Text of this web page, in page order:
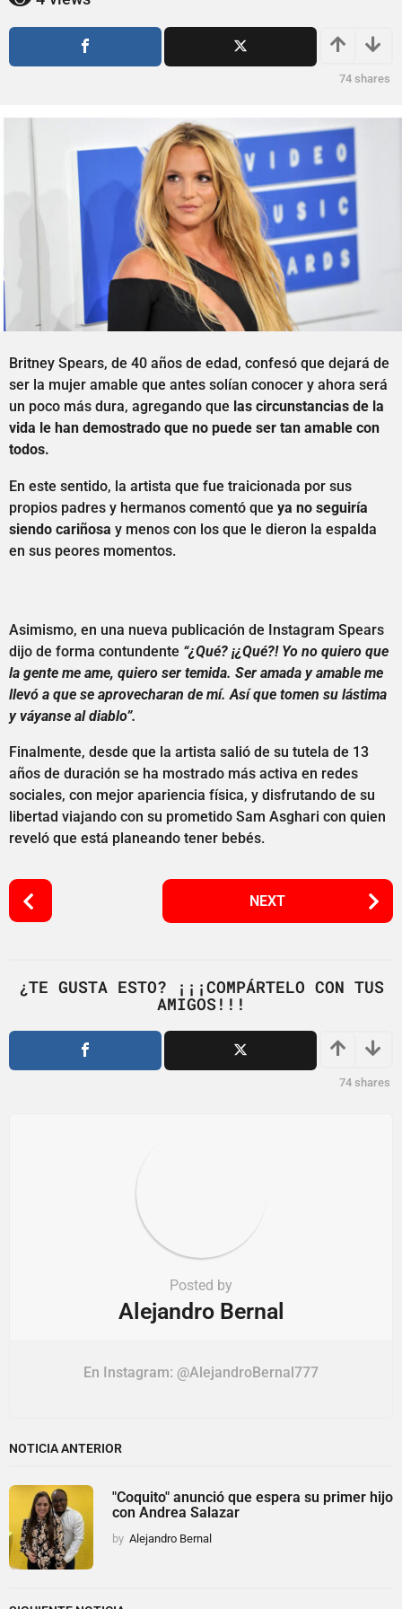
ñ
o
a
o
s
74 shares
Britney Spears, de 40 años de edad, confesó que dejará de
ser la mujer amable que antes solían conocer y ahora será
un poco más dura, agregando que las circunstancias de la
vida le han demostrado que no puede ser tan amable con
todos.
En este sentido, la artista que fue traicionada por sus
propios padres y hermanos comentó que ya no seguiría
siendo cariñosa y menos con los que le dieron la espalda
en sus peores momentos.
Asimismo, en una nueva publicación de Instagram Spears
dijo de forma contundente “¿Qué? ¡¿Qué?! Yo no quiero que
la gente me ame, quiero ser temida. Ser amada y amable me
llevó a que se aprovecharan de mí. Así que tomen su lástima
y váyanse al diablo”.
Finalmente, desde que la artista salió de su tutela de 13
años de duración se ha mostrado más activa en redes
sociales, con mejor apariencia física, y disfrutando de su
libertad viajando con su prometido Sam Asghari con quien
reveló que está planeando tener bebés.
P
o
P
g
n
NEXT
¿TE GUSTA ESTO? ¡¡¡COMPÁRTELO CON TUS
AMIGOS!!!
74 shares
Posted by
Alejandro Bernal
En Instagram: @AlejandroBernal777
NOTICIA ANTERIOR
"Coquito" anunció que espera su primer hijo
con Andrea Salazar
by Alejandro Bernal